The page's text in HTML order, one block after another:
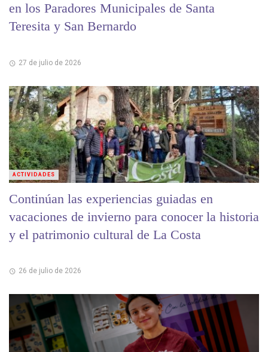
en los Paradores Municipales de Santa
Teresita y San Bernardo
27 de julio de 2026
Continúan las experiencias guiadas en
vacaciones de invierno para conocer la historia
y el patrimonio cultural de La Costa
26 de julio de 2026
ACTIVIDADES